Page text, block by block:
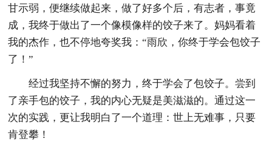
甘示弱，便继续做起来，做了好多个后，有志者，事竟
成，我终于做出了一个像模像样的饺子来了。妈妈看着
我的杰作，也不停地夸奖我：“雨欣，你终于学会包饺子
了！”
经过我坚持不懈的努力，终于学会了包饺子。尝到
了亲手包的饺子，我的内心无疑是美滋滋的。通过这一
次的实践，更让我明白了一个道理：世上无难事，只要
肯登攀！